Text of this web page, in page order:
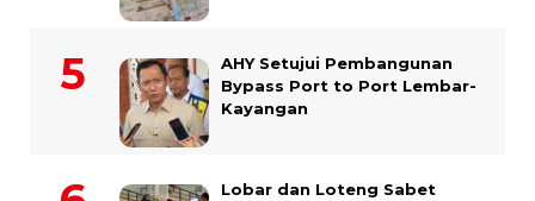
AHY Setujui Pembangunan
Bypass Port to Port Lembar-
Kayangan
Lobar dan Loteng Sabet